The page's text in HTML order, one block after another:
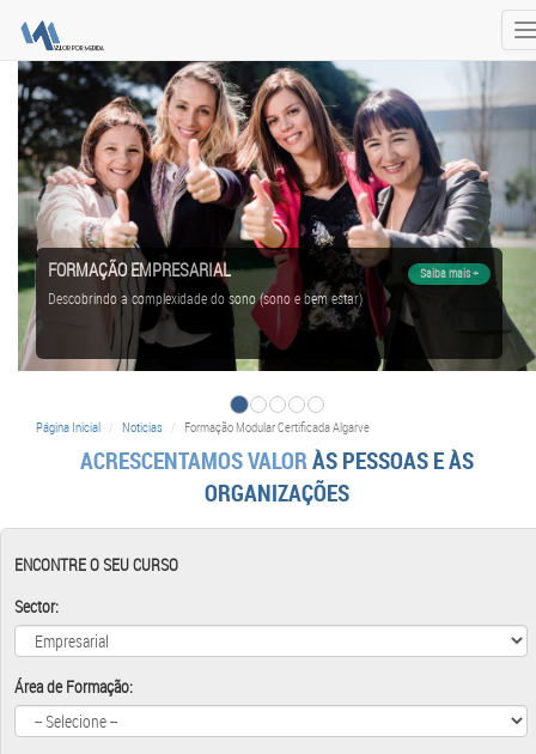
FORMAÇÃO EMPRESARIAL
Descobrindo a complexidade do sono (sono e bem estar)
Saiba mais +
Página Inicial Noticias Formação Modular Certificada Algarve
ACRESCENTAMOS VALORÀS PESSOAS E ÀS
ORGANIZAÇÕES
ENCONTRE O SEU CURSO
Sector:
Área de Formação: